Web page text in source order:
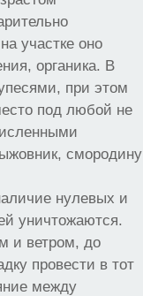
участке оно
органика. В
при этом
под любой не
смородину
нулевых и
уничтожаются.
и ветром, до
провести в тот
между